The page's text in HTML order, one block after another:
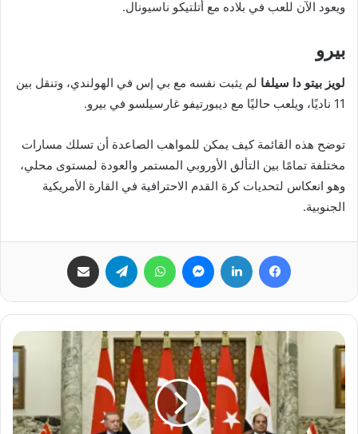
ويعود الآن للعب في بلاده مع أتلتيكو ناسيونال.
بيرو
لويز بيتو دا سيلفا لم يثبت نفسه مع بي إس في الهولندي، وتنقل بين
11 ناديًا، ويلعب حاليًا مع ديبورتيفو غارسيلسو في بيرو.
توضح هذه القائمة كيف يمكن للمواهب الصاعدة أن تسلك مسارات
مختلفة تمامًا بين التألق الأوروبي المستمر والعودة لمستوى محلي،
وهو انعكاس لتحديات كرة القدم الاحترافية في القارة الأمريكية
الجنوبية.
فيسبوك لينكدإن ماسنجر واتساب تيلقرام